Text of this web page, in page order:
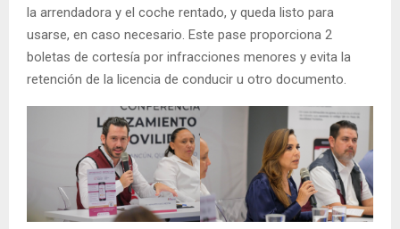
la arrendadora y el coche rentado, y queda listo para
usarse, en caso necesario. Este pase proporciona 2
boletas de cortesía por infracciones menores y evita la
retención de la licencia de conducir u otro documento.